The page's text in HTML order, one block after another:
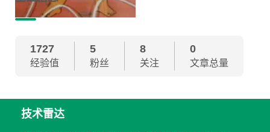
1727
经验值
5
粉丝
8
关注
0
文章总量
技术雷达